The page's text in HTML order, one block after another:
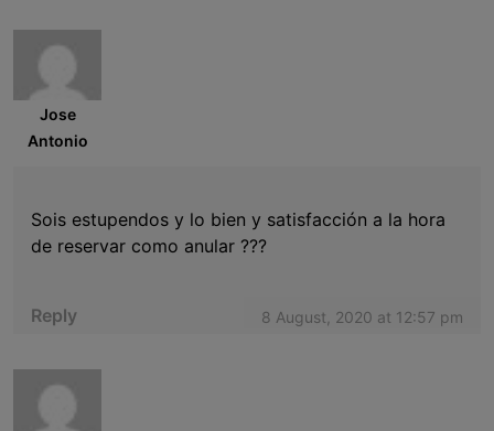
Jose
Antonio
8 August, 2020 at 12:57 pm
Sois estupendos y lo bien y satisfacción a la hora
de reservar como anular ???
Reply